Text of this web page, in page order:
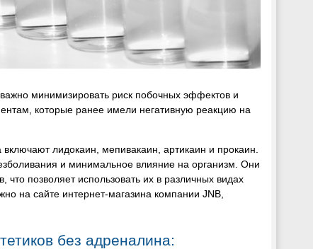
минимизировать риск побочных эффектов и
которые ранее имели негативную реакцию на
лидокаин, мепивакаин, артикаин и прокаин.
и минимальное влияние на организм. Они
позволяет использовать их в различных видах
на сайте интернет-магазина компании JNB,
без адреналина: